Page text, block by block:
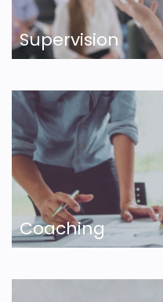
Supervision
Coaching